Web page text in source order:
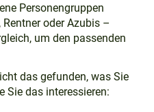
Personengruppen
oder Azubis –
um den passenden
das gefunden, was Sie
Sie das interessieren: